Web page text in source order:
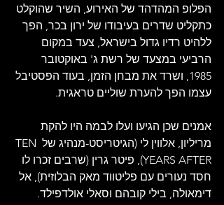
הפלופ המהדהד של האירוע, השיר שהוקלט
כתקליט שדרים בעיבודו של ירון בכר, הפך
ללהיט רדיו גדול בישראל, צעד במקום
הרביעי במצעד של רשת ג' באוקטובר
1985, ושרד את מבחן הזמן, בעוד הפסטיבל
עצמו הפך להערת שוליים טראגית.
אמנים שכן הגיעו ועלו לבמה היו להקת
מריליון, אלווין לי (הגיטריסט-מנהיג של TEN
YEARS AFTER), פיטר גרין (שרבים זכרו לו
חסד נעורים עם פליטווד מאק הבלוזית), אל
דימאולה, בילי קובהם וסאלי אולדפילד.